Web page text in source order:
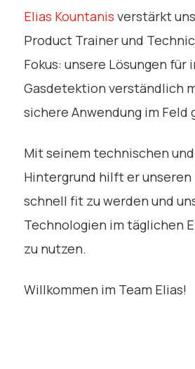
Elias Kountanis verstärkt
Product Trainer und
Fokus: unsere Lösungen
Gasdetektion verständlich
sichere Anwendung im Feld
Mit seinem technischen
Hintergrund hilft er unseren
schnell fit zu werden und
Technologien im täglichen
zu nutzen.
Willkommen im Team Elias!